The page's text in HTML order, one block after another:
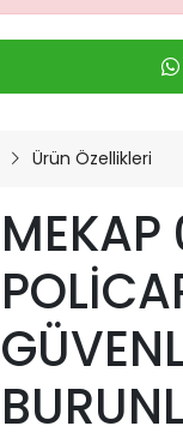
Ürün Özellikleri
MEKAP